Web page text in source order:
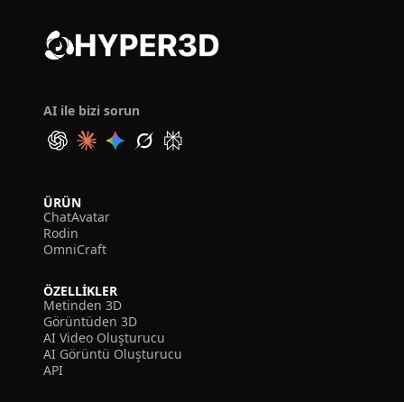
AI ile bizi sorun
ÜRÜN
ChatAvatar
Rodin
OmniCraft
ÖZELLIKLER
Metinden 3D
Görüntüden 3D
AI Video Oluşturucu
AI Görüntü Oluşturucu
API